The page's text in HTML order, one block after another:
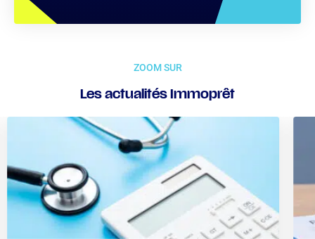
ZOOM SUR
Les actualités Immoprêt